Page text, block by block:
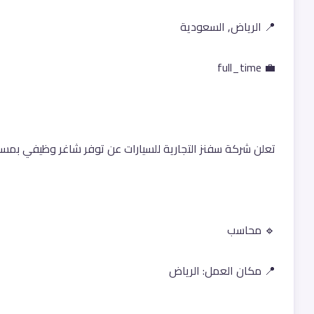
📍 الرياض, السعودية
💼 full_time
تعلن شركة سفنز التجارية للسيارات عن توفر شاغر وظيفي
🔹 محاسب
📍 مكان العمل: الرياض